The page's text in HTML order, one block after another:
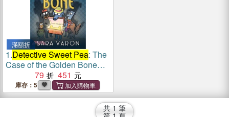
滿額折
1.Detective Sweet Pea: The
Case of the Golden Bone
(graphic novel)
79 451
庫存：5
共 1 筆